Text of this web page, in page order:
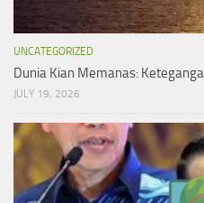
UNCATEGORIZED
Dunia Kian Memanas:
JULY 19, 2026